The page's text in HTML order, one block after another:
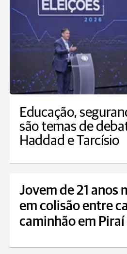
Educação,
são temas de
Haddad e Tarcísio
Jovem de 21 anos
em colisão entre
caminhão em Piraí